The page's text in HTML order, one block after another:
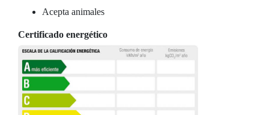
Acepta animales
Certificado energético